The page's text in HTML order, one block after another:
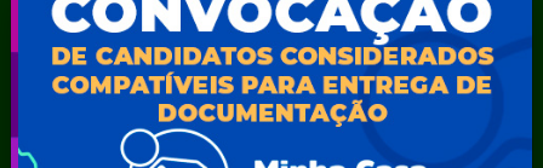
Mapa do Site
A Prefeita
Acesso ao Portal do Contribuinte
Agendamento CastroMóvel
Área do Servidor